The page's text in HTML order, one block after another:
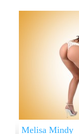
Melisa Mindy